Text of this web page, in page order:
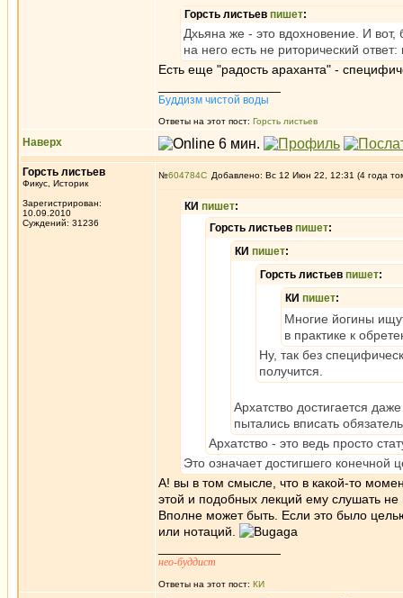
Горсть листьев пишет:
Дхьяна же - это вдохновение. И вот,
на него есть не риторический
Есть еще "радость араханта" -
Буддизм чистой воды
Ответы на этот пост: Горсть листьев
Наверх
Горсть листьев
Фикус, Историк
Зарегистрирован:
10.09.2010
Суждений: 31236
№604784 Добавлено: Вс 12 Июн 22, 12:31 (4 года
КИ пишет:
Горсть листьев пишет:
КИ пишет:
Горсть листьев пишет:
КИ пишет:
Многие йогины
в практике к
Ну, так без
получится.
Архатство достигается
пытались вписать
Архатство - это ведь просто
Это означает достигшего конечной
А! вы в том смысле, что в какой-то
этой и подобных лекций ему слушать не
Вполне может быть. Если это было
или нотаций.
нео-буддист
Ответы на этот пост: КИ